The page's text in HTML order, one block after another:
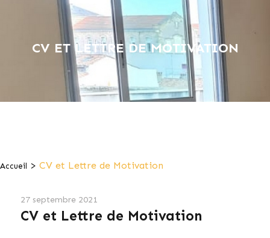
CV ET LETTRE DE MOTIVATION
Accueil > CV et Lettre de Motivation
27 septembre 2021
CV et Lettre de Motivation